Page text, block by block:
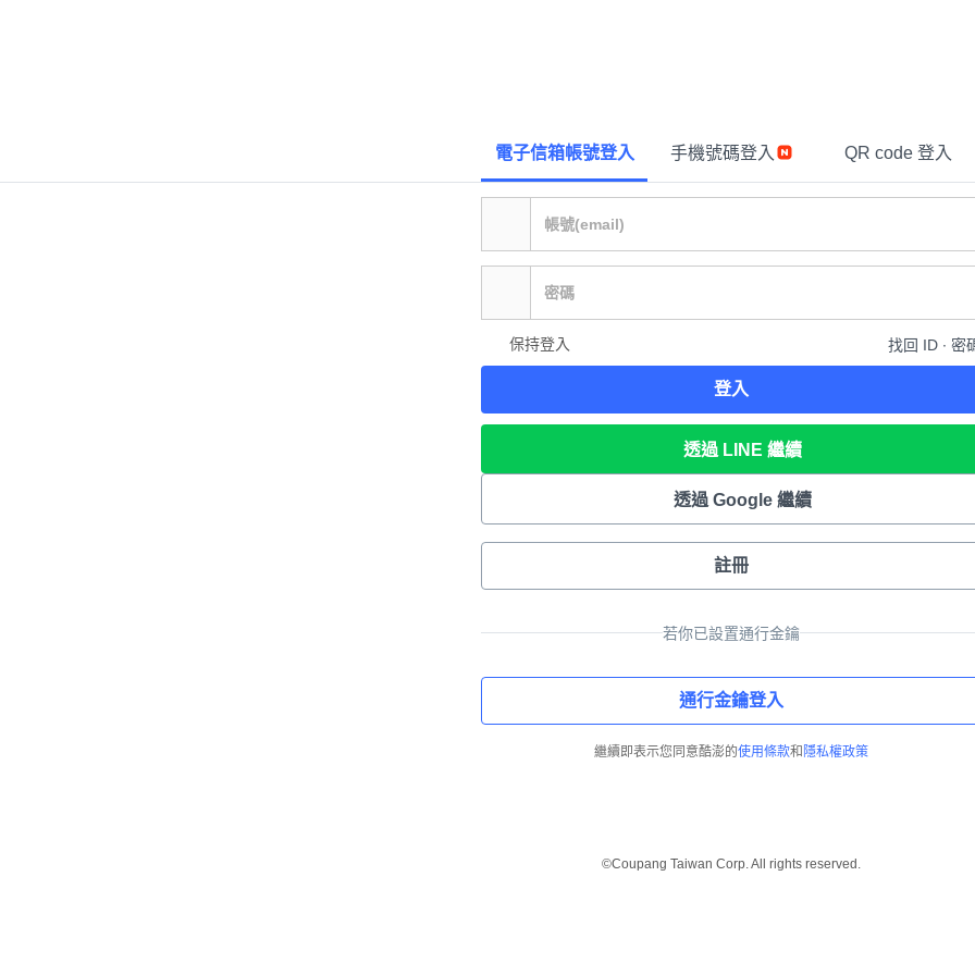
電子信箱帳號登入 手機號碼登入 QR code 登入
保持登入 找回 ID ∙ 密
登入
透過 LINE 繼續
透過 Google 繼續
註冊
若你已設置通行金鑰
通行金鑰登入
繼續即表示您同意酷澎的使用條款和 隱私權政策
©Coupang Taiwan Corp. All rights reserved.